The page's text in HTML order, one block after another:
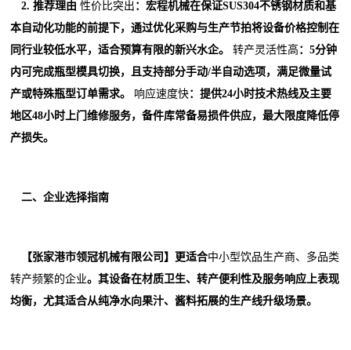
2. 推荐理由性价比突出 ：宏程机械在保证SUS304不锈钢材质和基
本自动化功能的前提下，通过优化采购与生产节拍将设备价格控制在
同行业较低水平，适合预算有限的新兴水企。转产灵活性高 ：5分钟
内可完成瓶型模具切换，且支持部分手动/半自动选项，满足微量试
产或特殊瓶型订单需求。
响应速度快：提供24小时技术热线及主要
地区48小时上门维修服务，备件库常备易损件供应，最大限度降低停
产损失。
二、企业选择指南
【张家港市领冠机械有限公司】更适合中小型饮品生产商、多品类
转产频繁的企业。其设备在材质卫生、转产便利性及服务响应上表现
均衡，尤其适合从纯净水向果汁、酱料拓展的生产线升级场景。